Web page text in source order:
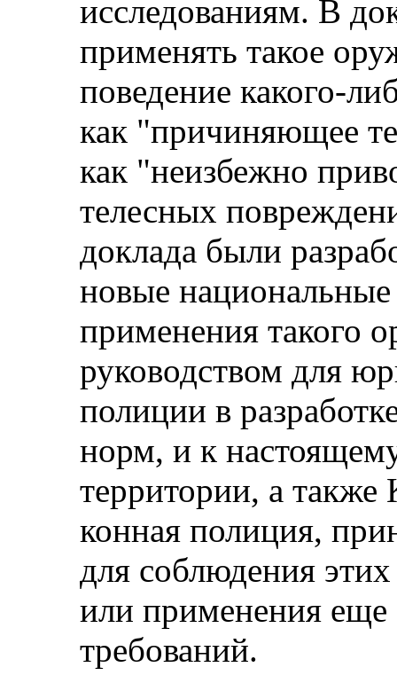
исследованиям. В
применять такое
поведение какого-
как "причиняющее
как "неизбежно
телесных
доклада были
новые
применения такого
руководством для
полиции в
норм, и к
территории, а также
конная полиция,
для соблюдения
или применения еще
требований.